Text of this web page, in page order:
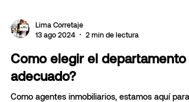
13 ago 2024
2 min de lectura
Como elegir el departamento
adecuado?